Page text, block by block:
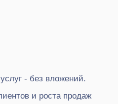
- без вложений.
и роста продаж